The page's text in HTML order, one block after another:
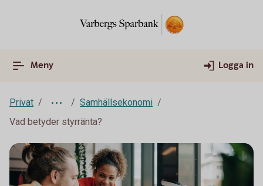
Meny Logga in
Privat
Samhällsekonomi
Vad betyder styrränta?